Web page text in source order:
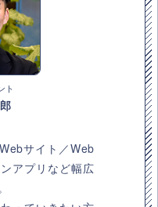
ト
サイト／Web
アプリなど幅広